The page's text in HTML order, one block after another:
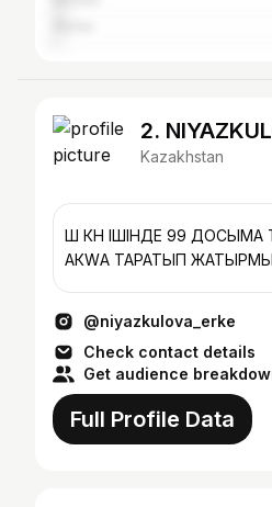
2.
Kazakhstan
ҮШ КҮН ІШІНДЕ 99 ДОСЫМА ТІРКЕЛГЕНДЕРГЕ
АКWА ТАРАТЫП
@niyazkulova_erke
Check contact details
Get audience
Full Profile Data